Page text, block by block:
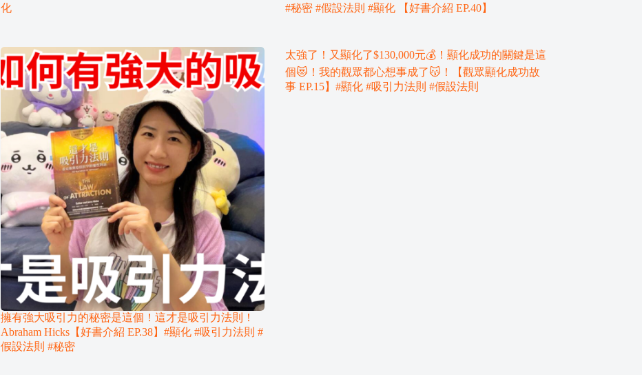
化
#秘密 #假設法則 #顯化 【好書介紹 EP.40】
擁有強大吸引力的秘密是這個！這才是吸引力法則！
Abraham Hicks【好書介紹 EP.38】#顯化 #吸引力法則 #
假設法則 #秘密
太強了！又顯化了$130,000元💰！顯化成功的關鍵是這
個😻！我的觀眾都心想事成了😽！【觀眾顯化成功故
事 EP.15】#顯化 #吸引力法則 #假設法則